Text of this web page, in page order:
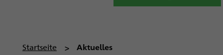
P
Startseite Aktuelles